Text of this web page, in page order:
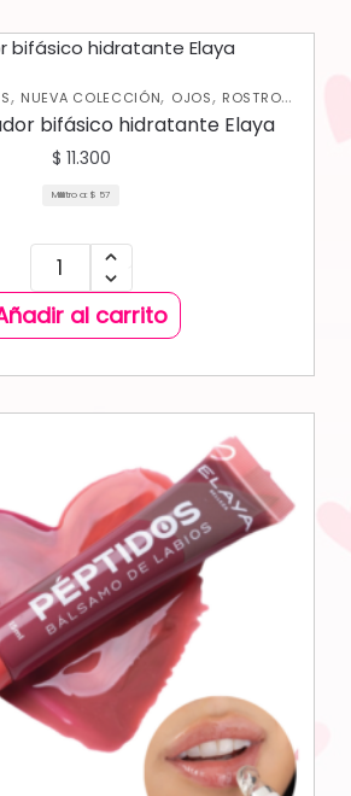
, NUEVA COLECCIÓN, OJOS, ROSTRO,
SKIN CARE FACIAL
bifásico hidratante Elaya
$ 11.300
Mililitro a: $ 57
al carrito